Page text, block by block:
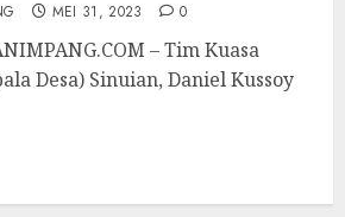
MEI 31, 2023 0
– Tim Kuasa
Desa) Sinuian, Daniel Kussoy